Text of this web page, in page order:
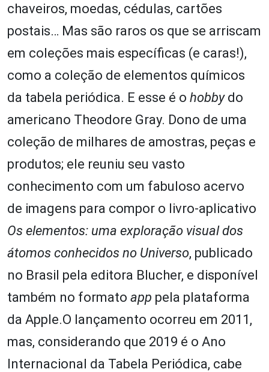
chaveiros, moedas, cédulas, cartões
postais… Mas são raros os que se arriscam
em coleções mais específicas (e caras!),
como a coleção de elementos químicos
da tabela periódica. E esse é o hobbydo
americano Theodore Gray. Dono de uma
coleção de milhares de amostras, peças e
produtos; ele reuniu seu vasto
conhecimento com um fabuloso acervo
de imagens para compor o livro-aplicativo
Os elementos: uma exploração visual dos
átomos conhecidos no Universo, publicado
no Brasil pela editora Blucher, e disponível
também no formato app pela plataforma
da Apple.O lançamento ocorreu em 2011,
mas, considerando que 2019 é o Ano
Internacional da Tabela Periódica, cabe